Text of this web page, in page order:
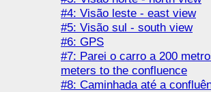
#4: Visão leste - east view
#5: Visão sul - south view
#6: GPS
#7: Parei o carro a 200
meters to the confluence
#8: Caminhada até a